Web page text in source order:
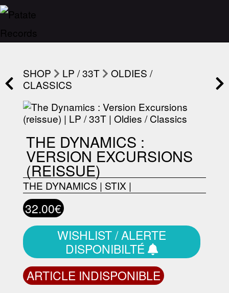
SHOP LP / 33T
OLDIES /
CLASSICS
THE DYNAMICS :
VERSION EXCURSIONS
(REISSUE)
THE DYNAMICS | STIX |
32.00€
WISHLIST / ALERTE
DISPONIBILTÉ
ARTICLE INDISPONIBLE